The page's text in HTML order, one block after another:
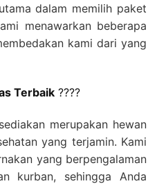
dalam memilih paket
menawarkan beberapa
kami dari yang
Terbaik ????
merupakan hewan
yang terjamin. Kami
yang berpengalaman
kurban, sehingga Anda